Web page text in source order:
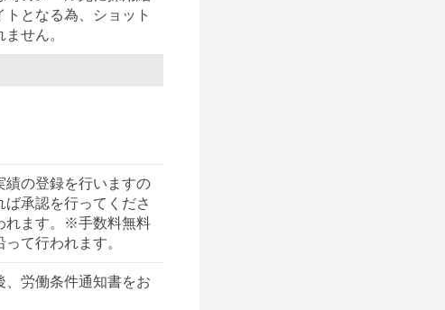
となる為、ショット
せん。
績の登録を行いますの
承認を行ってくださ
れます。※手数料無料
て行われます。
労働条件通知書をお